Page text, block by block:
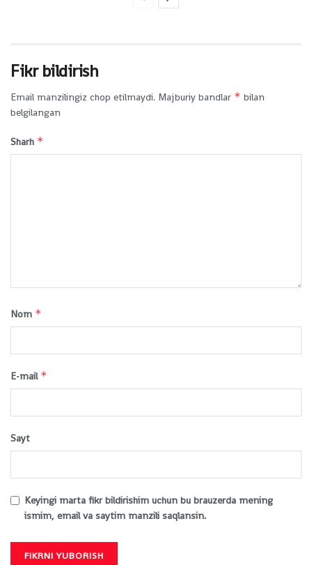
Fikr bildirish
Email manzilingiz chop etilmaydi. Majburiy bandlar * bilan
belgilangan
Sharh *
Nom *
E-mail *
Sayt
Keyingi marta fikr bildirishim uchun bu brauzerda mening
ismim, email va saytim manzili saqlansin.